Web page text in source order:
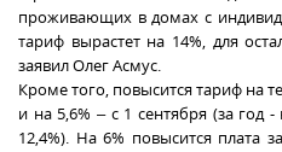
проживающих в домах с
тариф вырастет на 14%, для
заявил Олег Асмус.
Кроме того, повысится тариф на
и на 5,6% – с 1 сентября (за год
12,4%). На 6% повысится плата